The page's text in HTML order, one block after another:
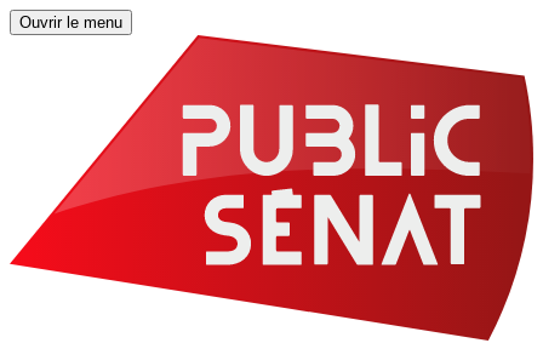
Ouvrir le menu